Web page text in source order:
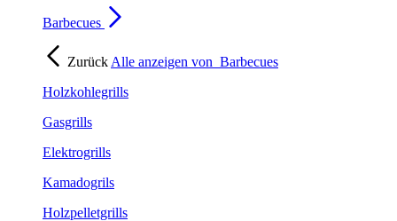
Barbecues
Zurück Alle anzeigen von Barbecues
Holzkohlegrills
Gasgrills
Elektrogrills
Kamadogrils
Holzpelletgrills